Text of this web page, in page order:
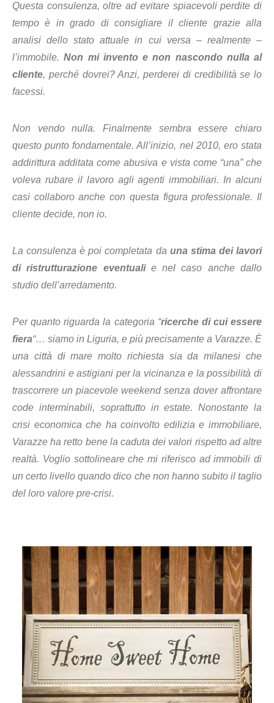
Questa consulenza, oltre ad evitare spiacevoli perdite di
tempo è in grado di consigliare il cliente grazie alla
analisi dello stato attuale in cui versa – realmente –
l’immobile.Non mi invento e non nascondo nulla al
cliente, perché dovrei? Anzi, perderei di credibilità se lo
facessi.
Non vendo nulla. Finalmente sembra essere chiaro
questo punto fondamentale. All’inizio, nel 2010, ero stata
addirittura additata come abusiva e vista come “una” che
voleva rubare il lavoro agli agenti immobiliari. In alcuni
casi collaboro anche con questa figura professionale. Il
cliente decide, non io.
La consulenza è poi completata da una stima dei lavori
di ristrutturazione eventualie nel caso anche dallo
studio dell’arredamento.
Per quanto riguarda la categoria “ricerche di cui essere
fiera“… siamo in Liguria, e più precisamente a Varazze. È
una città di mare molto richiesta sia da milanesi che
alessandrini e astigiani per la vicinanza e la possibilità di
trascorrere un piacevole weekend senza dover affrontare
code interminabili, soprattutto in estate. Nonostante la
crisi economica che ha coinvolto edilizia e immobiliare,
Varazze ha retto bene la caduta dei valori rispetto ad altre
realtà. Voglio sottolineare che mi riferisco ad immobili di
un certo livello quando dico che non hanno subito il taglio
del loro valore pre-crisi.